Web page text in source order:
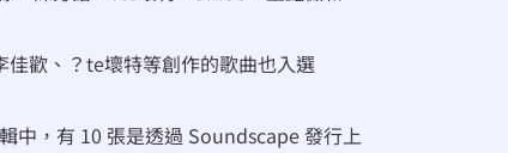
歡、？te壞特等創作的歌曲也入選
中，有 10 張是透過 Soundscape 發行上